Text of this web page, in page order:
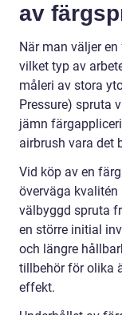
av
När man väljer
vilket typ av
måleri av stora
Pressure) spruta
jämn
airbrush vara det
Vid köp av en
överväga kvalitén
välbyggd spruta
en större initial
och längre
tillbehör för olika
effekt.